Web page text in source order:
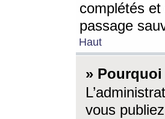
complétés
passage
Haut
» Pourquoi
vous